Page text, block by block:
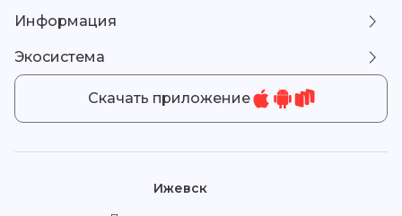
Информация
Экосистема
Скачать приложение
Ижевск